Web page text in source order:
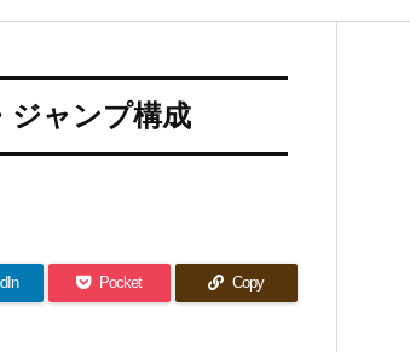
ジャンプ構成
Pocket Copy